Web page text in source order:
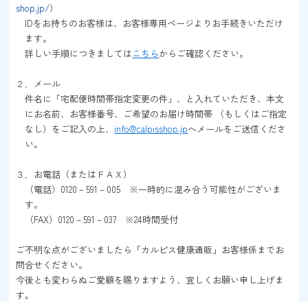
shop.jp/）
IDをお持ちのお客様は、お客様専用ページよりお手続きいただけ
ます。
詳しい手順につきましてはこちらからご確認ください。
２．メール
件名に「宅配便時間帯指定変更の件」、と入れていただき、本文
にお名前、お客様番号、ご希望のお届け時間帯 （もしくはご指定
なし）をご記入の上、 info@calpisshop.jpへメールをご送信くださ
い。
３．お電話（またはＦＡＸ）
（電話）0120－591－005 ※一時的に混み合う可能性がございま
す。
（FAX）0120－591－037 ※24時間受付
ご不明な点がございましたら「カルピス健康通販」お客様係までお
問合せください。
今後とも変わらぬご愛顧を賜りますよう、宜しくお願い申し上げま
す。